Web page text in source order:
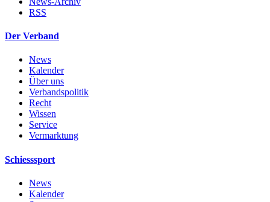
RSS
Der Verband
News
Kalender
Über uns
Verbandspolitik
Recht
Wissen
Service
Vermarktung
Schiesssport
News
Kalender